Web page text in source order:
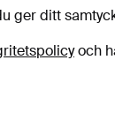
ÄKTA
LÄNK.
ger ditt
och